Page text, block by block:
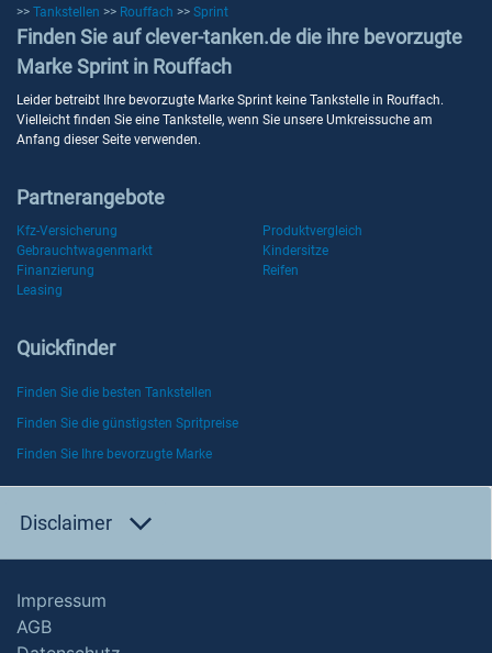
>> Tankstellen >> Rouffach >> Sprint
Finden Sie auf clever-tanken.de die ihre bevorzugte
Marke Sprint in Rouffach
Leider betreibt Ihre bevorzugte Marke Sprint keine Tankstelle in Rouffach.
Vielleicht finden Sie eine Tankstelle, wenn Sie unsere Umkreissuche am
Anfang dieser Seite verwenden.
Partnerangebote
Kfz-Versicherung
Produktvergleich
Gebrauchtwagenmarkt
Kindersitze
Finanzierung
Reifen
Leasing
Quickfinder
Finden Sie die besten Tankstellen
Finden Sie die günstigsten Spritpreise
Finden Sie Ihre bevorzugte Marke
Disclaimer
Impressum
AGB